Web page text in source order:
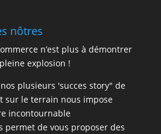
nôtres
n’est plus à démontrer
explosion !
plusieurs 'succes story" de
sur le terrain nous impose
incontournable
permet de vous proposer des